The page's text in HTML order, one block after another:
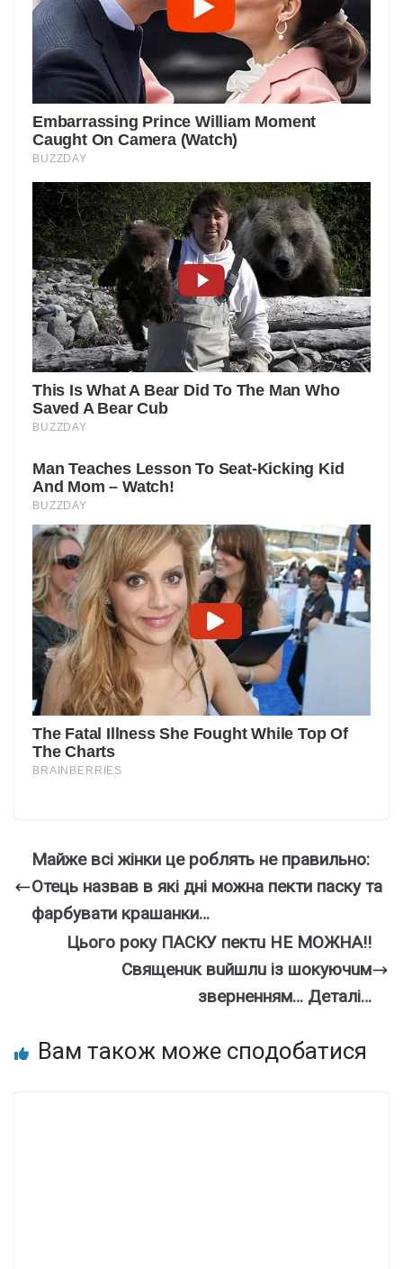
Майже всі жінки це роблять не правильно:
Отець назвав в які дні можна пекти паску та
фарбувати крашанки…
Цьoгo poкy ПACКУ пeктu НE МOЖНA!!
Cвящeнuк вuйшлu iз шoкyючuм
звepнeнням… Деталі…
Вам також може сподобатися